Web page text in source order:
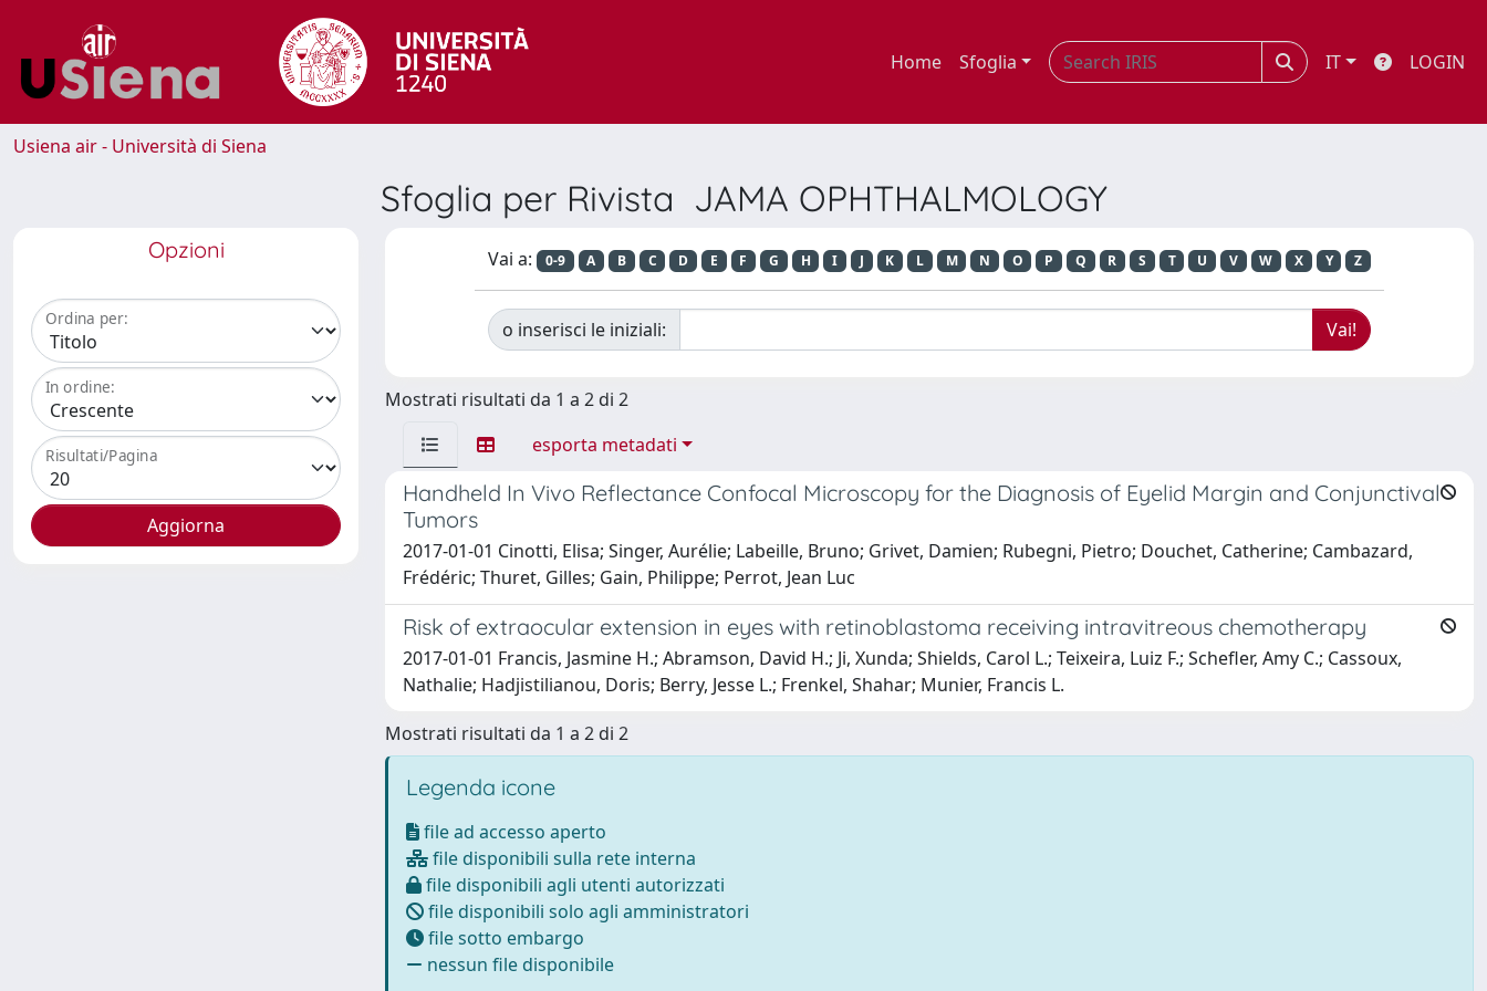
Home Sfoglia IT LOGIN
Usiena air - Università di Siena
Sfoglia per Rivista JAMA OPHTHALMOLOGY
Opzioni
Ordina per:
In ordine:
Risultati/Pagina
Vai a: 0-9 A B C D E F G H I J K L M N O P Q R S T U V W X Y Z
o inserisci le iniziali:
Mostrati risultati da 1 a 2 di 2
esporta metadati
Handheld In Vivo Reflectance Confocal Microscopy for the Diagnosis of Eyelid Margin and Conjunctival
Tumors
2017-01-01 Cinotti, Elisa; Singer, Aurélie; Labeille, Bruno; Grivet, Damien; Rubegni, Pietro; Douchet, Catherine; Cambazard,
Frédéric; Thuret, Gilles; Gain, Philippe; Perrot, Jean Luc
Risk of extraocular extension in eyes with retinoblastoma receiving intravitreous chemotherapy
2017-01-01 Francis, Jasmine H.; Abramson, David H.; Ji, Xunda; Shields, Carol L.; Teixeira, Luiz F.; Schefler, Amy C.; Cassoux,
Nathalie; Hadjistilianou, Doris; Berry, Jesse L.; Frenkel, Shahar; Munier, Francis L.
Mostrati risultati da 1 a 2 di 2
Legenda icone
file ad accesso aperto
file disponibili sulla rete interna
file disponibili agli utenti autorizzati
file disponibili solo agli amministratori
file sotto embargo
nessun file disponibile